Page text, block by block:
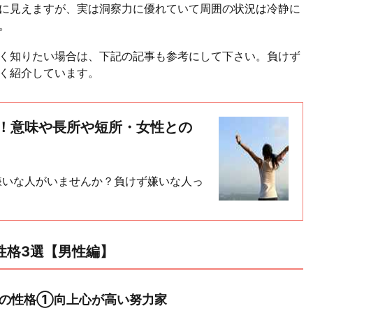
見えますが、実は洞察力に優れていて周囲の状況は冷静に
知りたい場合は、下記の記事も参考にして下さい。負けず
紹介しています。
意味や長所や短所・女性との
な人がいませんか？負けず嫌いな人っ
3選【男性編】
性格①向上心が高い努力家